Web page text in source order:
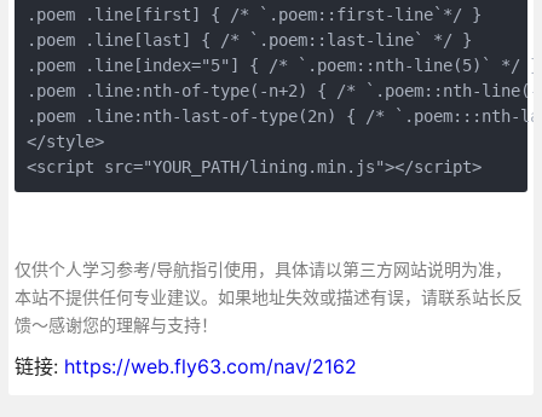
.poem .line[first] { /* `.poem::first-line`*/ }
.poem .line[last] { /* `.poem::last-line` */ }
.poem .line[index="5"] { /* `.poem::nth-line(5)` */ }
.poem .line:nth-of-type(-n+2) { /* `.poem::nth-
.poem .line:nth-last-of-type(2n) { /* `.poem:::nth-
</style>
<script src="YOUR_PATH/lining.min.js"></script>
仅供个人学习参考/导航指引使用，具体请以第三方网站说明为准，
本站不提供任何专业建议。如果地址失效或描述有误，请联系站长反
馈～感谢您的理解与支持！
链接: https://web.fly63.com/nav/2162